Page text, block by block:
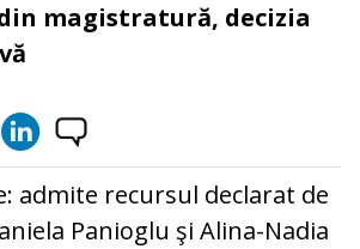
magistratură, decizia
admite recursul declarat de
Panioglu şi Alina-Nadia